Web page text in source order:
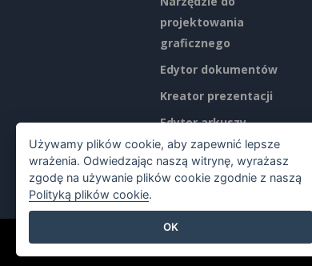
projektowania
graficznego
Edytor dokumentów
Kreator prezentacji
Edytor arkuszy
kalkulacyjnych
Ceny
©2026 by Visual Paradigm. Wszelkie prawa
Używamy plików cookie, aby zapewnić lepsze
wrażenia. Odwiedzając naszą witrynę, wyrażasz
zgodę na używanie plików cookie zgodnie z naszą
Polityką plików cookie.
OK